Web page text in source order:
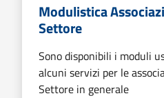
Modulistica
Settore
Sono disponibili i moduli
alcuni servizi per le
Settore in generale